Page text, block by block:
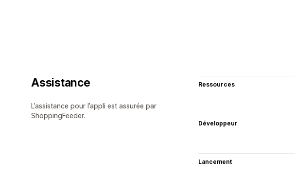
Assistance
L’assistance pour l’appli est assurée par
ShoppingFeeder.
Ressources
Développeur
Lancement